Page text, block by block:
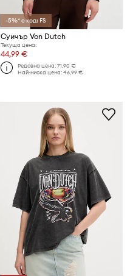
-5%* с код: FS
Суичър Von Dutch
Текуща цена:
44,99 €
Редовна цена:71,90 €
Най-ниска цена:46,99 €